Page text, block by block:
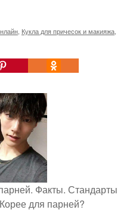
Кукла для причесок и макияжа
Факты. Стандарты
для парней?